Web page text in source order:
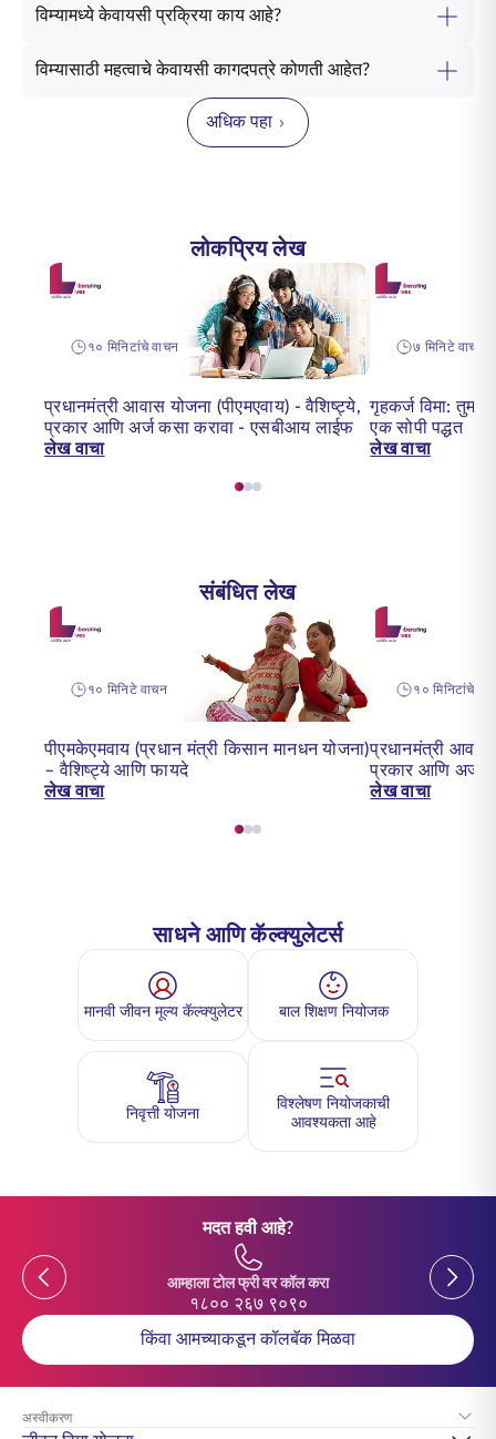
विम्यामध्ये केवायसी प्रक्रिया काय आहे?
विम्यासाठी महत्वाचे केवायसी कागदपत्रे कोणती आहेत?
अधिक पहा
लोकप्रिय लेख
१० मिनिटांचे वाचन
प्रधानमंत्री आवास योजना (पीएमएवाय) - वैशिष्ट्ये,
प्रकार आणि अर्ज कसा करावा - एसबीआय लाईफ
लेख वाचा
७ मिनिटे वाचन
गृहकर्ज विमा:
एक सोपी पद्धत
लेख वाचा
संबंधित लेख
१० मिनिटे वाचन
पीएमकेएमवाय (प्रधान मंत्री किसान मानधन योजना)
– वैशिष्ट्ये आणि फायदे
लेख वाचा
१० मिनिटांचे
प्रधानमंत्री आवास
प्रकार आणि अर्ज
लेख वाचा
साधने आणि कॅल्क्युलेटर्स
मानवी जीवन मूल्य कॅल्क्युलेटर बाल शिक्षण नियोजक
निवृत्ती योजना
विश्लेषण नियोजकाची
आवश्यकता आहे
मदत हवी आहे?
Previous
आम्हाला टोल फ्री वर कॉल करा
१८०० २६७ ९०९०
Previous
किंवा आमच्याकडून कॉलबॅक मिळवा
अस्वीकरण